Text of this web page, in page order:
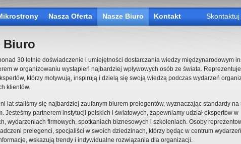
Nasza Oferta Nasze Biuro Kontakt
Biuro
30 letnie doświadczenie i umiejętności dostarczania wiedzy międzynarodowym
w organizowaniu wystąpień najbardziej wpływowych osób ze świata.
którzy motywują, inspirują i dzielą się swoją wiedzą podczas wydarzeń
klientów.
lat staliśmy się najbardziej zaufanym biurem prelegentów, wyznaczając standardy na
Jesteśmy partnerem instytucji polskich i światowych, zapewniamy udział ekspertów w
wydarzeniach firmowych, spotkaniach biznesowych i szkoleniach. Osoby
prelegenci, specjaliści w swoich dziedzinach, którzy będąc w centrum
wskazują trendy i indywidualne rozwiązania dla organizacji.